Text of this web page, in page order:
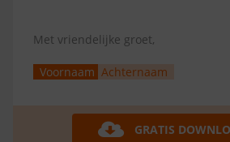
Met vriendelijke groet,
Voornaam Achternaam
GRATIS